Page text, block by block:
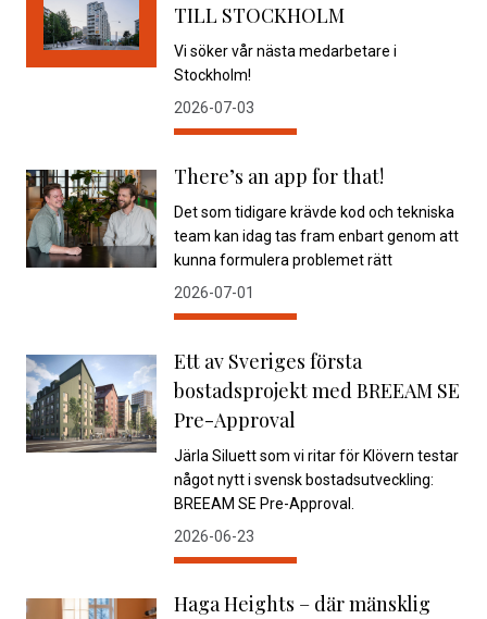
TILL STOCKHOLM
Vi söker vår nästa medarbetare i
Stockholm!
2026-07-03
There’s an app for that!
Det som tidigare krävde kod och tekniska
team kan idag tas fram enbart genom att
kunna formulera problemet rätt
2026-07-01
Ett av Sveriges första
bostadsprojekt med BREEAM SE
Pre-Approval
Järla Siluett som vi ritar för Klövern testar
något nytt i svensk bostadsutveckling:
BREEAM SE Pre-Approval.
2026-06-23
Haga Heights – där mänsklig